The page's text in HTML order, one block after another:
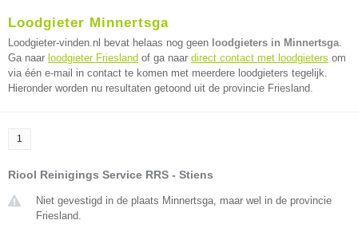
Loodgieter Minnertsga
Loodgieter-vinden.nl bevat helaas nog geen loodgieters in Minnertsga.
Ga naar loodgieter Friesland of ga naar direct contact met loodgieters om
via één e-mail in contact te komen met meerdere loodgieters tegelijk.
Hieronder worden nu resultaten getoond uit de provincie Friesland.
1
Riool Reinigings Service RRS - Stiens
Niet gevestigd in de plaats Minnertsga, maar wel in de provincie
Friesland.